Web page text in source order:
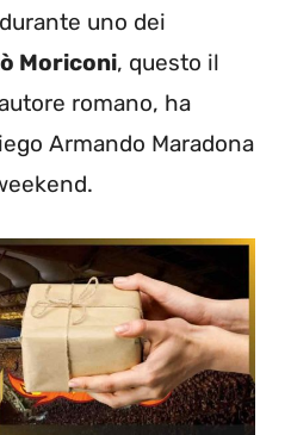
uno dei
Moriconi, questo il
romano, ha
Armando Maradona